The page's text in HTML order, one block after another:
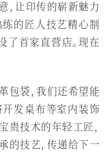
，让印传的崭新魅力
练的匠人技艺精心制
了首家直营店。现在
包袋，我们还希望能
发桌布等室内装饰
贵技术的年轻工匠，
的技艺，传递给下一